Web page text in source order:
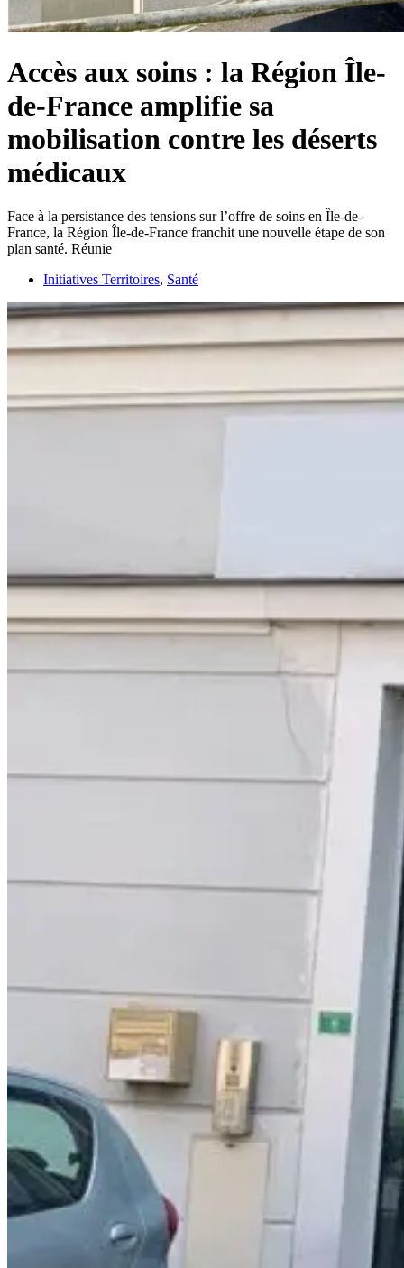
Accès aux soins : la Région Île-
de-France amplifie sa
mobilisation contre les déserts
médicaux
Face à la persistance des tensions sur l’offre de soins en Île-de-
France, la Région Île-de-France franchit une nouvelle étape de son
plan santé. Réunie
Initiatives Territoires, Santé